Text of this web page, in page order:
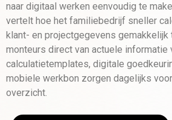
naar digitaal werken eenvoudig te
vertelt hoe het familiebedrijf sneller
klant- en projectgegevens gemakkelijk
monteurs direct van actuele informatie
calculatietemplates, digitale
mobiele werkbon zorgen dagelijks
overzicht.